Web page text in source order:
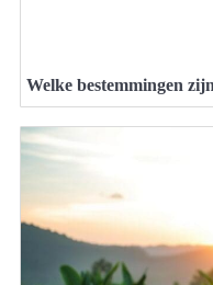
Welke bestemmingen